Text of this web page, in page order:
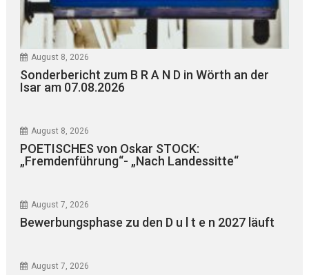
August 8, 2026
Sonderbericht zum B R A N D in Wörth an der
Isar am 07.08.2026
August 8, 2026
POETISCHES von Oskar STOCK:
„Fremdenführung“- „Nach Landessitte“
August 7, 2026
Bewerbungsphase zu den D u l t e n 2027 läuft
August 7, 2026